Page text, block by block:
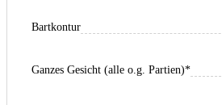
Bartkontur
Ganzes Gesicht (alle o.g. Partien)*